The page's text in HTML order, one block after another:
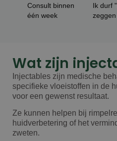
Consult binnen
één week
Ik durf
zeggen
Wat zijn
Injectables zijn medische
specifieke vloeistoffen in de
voor een gewenst resultaat.
Ze kunnen helpen bij
huidverbetering of het
zweten.